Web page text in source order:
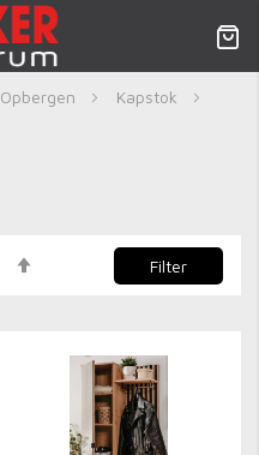
Opbergen
Kapstok
Filter